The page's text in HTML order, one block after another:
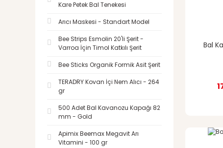
Kare Petek Bal Tenekesi
Arıcı Maskesi - Standart Model
Bee Strips Esmolin 20'li Şerit -
Varroa İçin Timol Katkılı Şerit
Bee Sticks Organik Formik Asit Şerit
TERADRY Kovan İçi Nem Alıcı - 264
gr
500 Adet Bal Kavanozu Kapağı 82
mm - Gold
Apimix Beemax Megavit Arı
Vitamini - 100 gr
Bal